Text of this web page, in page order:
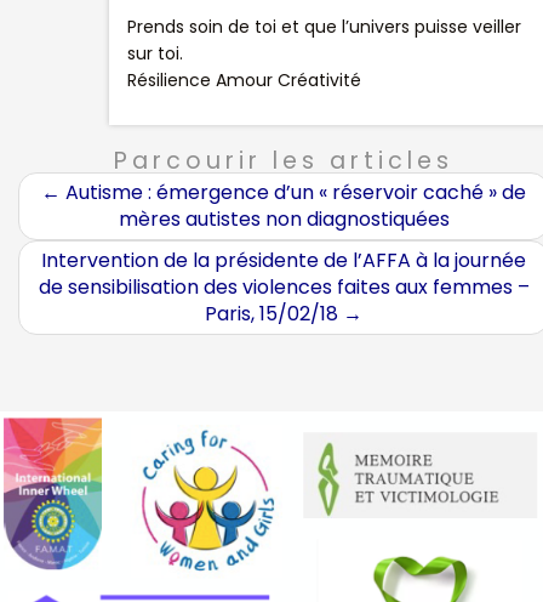
Prends soin de toi et que l’univers puisse veiller
sur toi.
Résilience Amour Créativité
Parcourir les articles
← Autisme : émergence d’un « réservoir caché » de
mères autistes non diagnostiquées
Intervention de la présidente de l’AFFA à la journée
de sensibilisation des violences faites aux femmes –
Paris, 15/02/18 →